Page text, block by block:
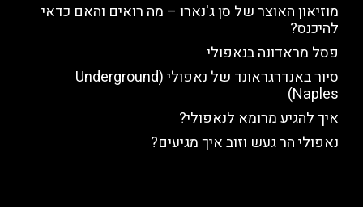
מוזיאון האוצר של סן ג'נארו – מה רואים והאם כדאי
להיכנס?
פסל מראדונה בנאפולי
סיור באנדרגראונד של נאפולי (Underground
Naples)
איך להגיע מרומא לנאפולי?
נאפולי הר געש וזוב איך מגיעים?